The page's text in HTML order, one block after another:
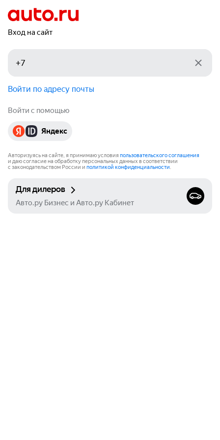
Вход на сайт
Войти по адресу почты
Войти с помощью
Яндекс
Авторизуясь на сайте, я принимаю условия пользовательского соглашения
и даю согласие на обработку персональных данных в соответствии
с законодательством России и политикой конфиденциальности.
Для дилеров
Авто.ру Бизнес и Авто.ру Кабинет